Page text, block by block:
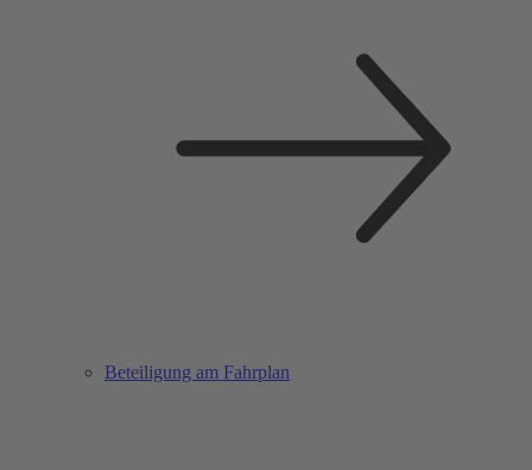
Beteiligung am Fahrplan